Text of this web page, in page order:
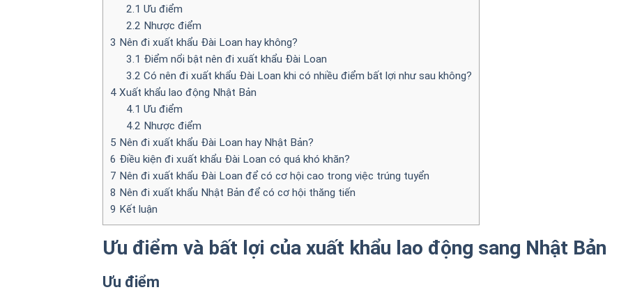
2.1 Ưu điểm
2.2 Nhược điểm
3 Nên đi xuất khẩu Đài Loan hay không?
3.1 Điểm nổi bật nên đi xuất khẩu Đài Loan
3.2 Có nên đi xuất khẩu Đài Loan khi có nhiều điểm bất lợi như sau không?
4 Xuất khẩu lao động Nhật Bản
4.1 Ưu điểm
4.2 Nhược điểm
5 Nên đi xuất khẩu Đài Loan hay Nhật Bản?
6 Điều kiện đi xuất khẩu Đài Loan có quá khó khăn?
7 Nên đi xuất khẩu Đài Loan để có cơ hội cao trong việc trúng tuyển
8 Nên đi xuất khẩu Nhật Bản để có cơ hội thăng tiến
9 Kết luận
Ưu điểm và bất lợi của xuất khẩu lao động sang Nhật Bản
Ưu điểm